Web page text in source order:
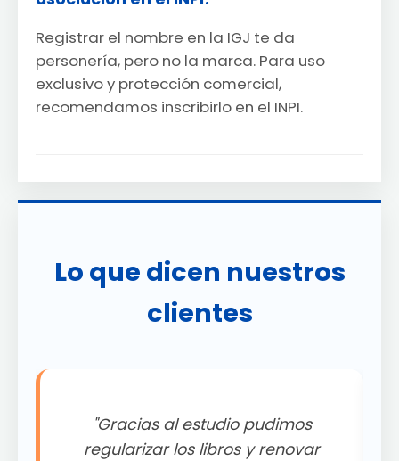
Registrar el nombre en la IGJ te da
personería, pero no la marca. Para uso
exclusivo y protección comercial,
recomendamos inscribirlo en el INPI.
Lo que dicen nuestros
clientes
"Gracias al estudio pudimos
regularizar los libros y renovar